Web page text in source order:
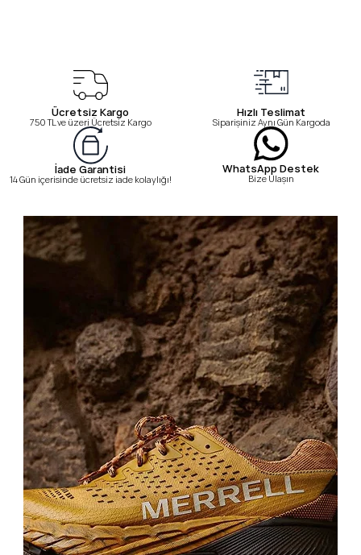
Ücretsiz Kargo
750 TL ve üzeri Ücretsiz Kargo
Hızlı Teslimat
Siparişiniz Aynı Gün Kargoda
İade Garantisi
14 Gün içerisinde ücretsiz iade kolaylığı!
WhatsApp Destek
Bize Ulaşın